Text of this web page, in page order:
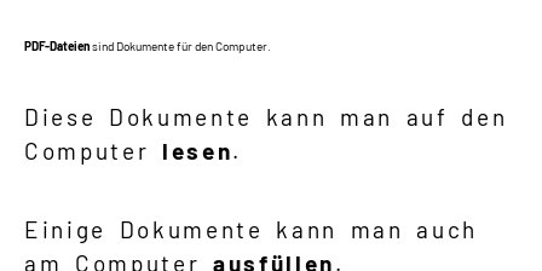
PDF-Dateiensind Dokumente für den Computer.
Diese Dokumente kann man auf den
Computer lesen.
Einige Dokumente kann man auch
am Computer ausfüllen.